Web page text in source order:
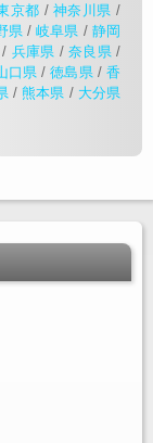
京都 /神奈川県 /
県/岐阜県 / 静岡
/ 兵庫県 / 奈良県/
口県 /徳島県/香
/熊本県 / 大分県